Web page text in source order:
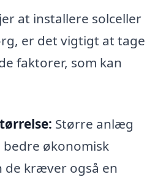
at installere solceller
er det vigtigt at tage
faktorer, som kan
Større anlæg
økonomisk
de kræver også en